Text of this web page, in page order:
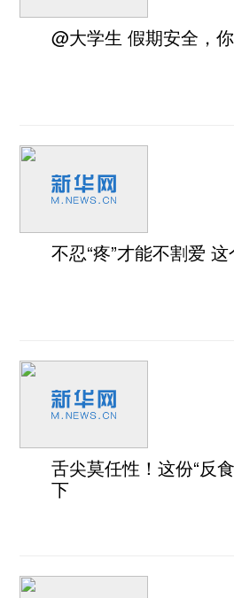
@大学生 假期安全，
不忍“疼”才能不割爱 这
舌尖莫任性！这份“反
下